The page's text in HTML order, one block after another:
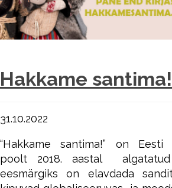
Hakkame santima!
31.10.2022
“Hakkame santima!” on Eesti
poolt 2018. aastal
eesmärgiks on elavdada